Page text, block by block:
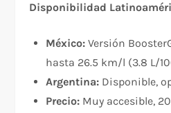
Disponibilidad
México: Versión
hasta 26.5 km/l (3.8 L/
Argentina: Disponible,
Precio: Muy accesible,